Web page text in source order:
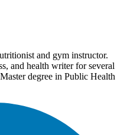
and gym instructor.
and health writer for several
degree in Public Health